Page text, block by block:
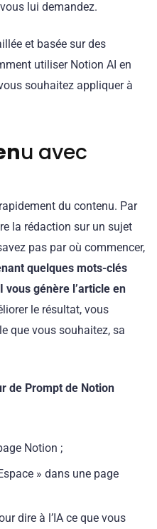
lui demandez.
et basée sur des
utiliser Notion AI en
souhaitez appliquer à
u avec
du contenu. Par
la rédaction sur un sujet
pas par où commencer,
quelques mots-clés
génère l’article en
le résultat, vous
que vous souhaitez, sa
de Prompt de Notion
Notion ;
» dans une page
dire à l’IA ce que vous